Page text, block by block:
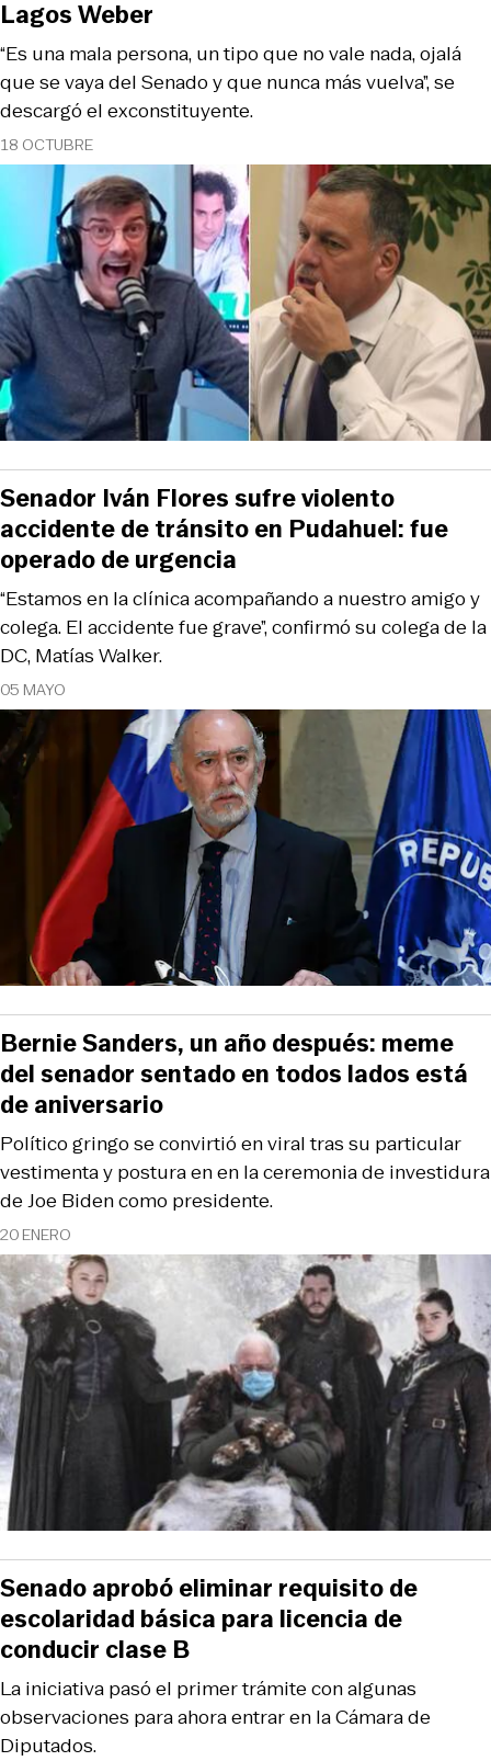
18 OCTUBRE
“Es una mala persona, un tipo que no vale nada, ojalá
que se vaya del Senado y que nunca más vuelva”, se
descargó el exconstituyente.
Lagos Weber
05 MAYO
“Estamos en la clínica acompañando a nuestro amigo y
colega. El accidente fue grave”, confirmó su colega de la
DC, Matías Walker.
Senador Iván Flores sufre violento
accidente de tránsito en Pudahuel: fue
operado de urgencia
20 ENERO
Político gringo se convirtió en viral tras su particular
vestimenta y postura en en la ceremonia de investidura
de Joe Biden como presidente.
Bernie Sanders, un año después: meme
del senador sentado en todos lados está
de aniversario
La iniciativa pasó el primer trámite con algunas
observaciones para ahora entrar en la Cámara de
Diputados.
Senado aprobó eliminar requisito de
escolaridad básica para licencia de
conducir clase B